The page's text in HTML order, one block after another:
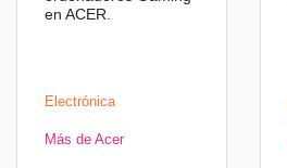
en ACER.
Electrónica
Más de Acer